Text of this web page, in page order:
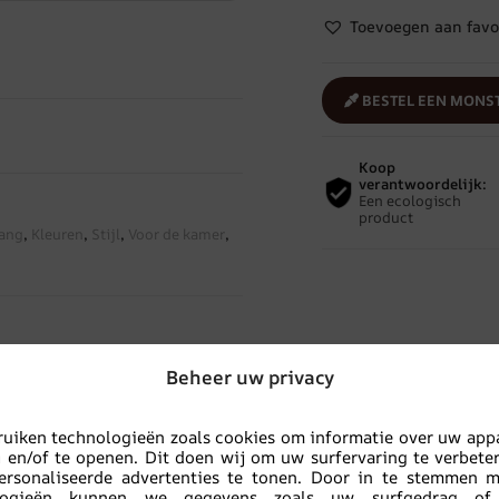
Beheer uw privacy
technologieën zoals cookies om informatie over uw
en/of te openen. Dit doen wij om uw surfervaring te
advertenties te tonen. Door in te stemmen
, Kleuren , Stijl , Voor de kamer,
Toevoegen aan
BESTEL EEN
Koop
verantwoordelijk:
Een ecologisch
product
Verwante producten
UITVERKOOP!